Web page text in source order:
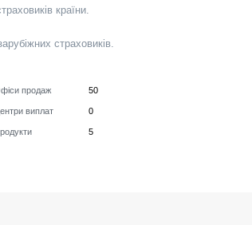
країни.
страховиків.
продаж 50
виплат 0
5